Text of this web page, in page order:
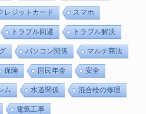
レジットカード スマホ
トラブル回避 トラブル解決
パソコン関係 マルチ商法
保険 国民年金 安全
ム 水道関係 混合栓の修理
電気工事